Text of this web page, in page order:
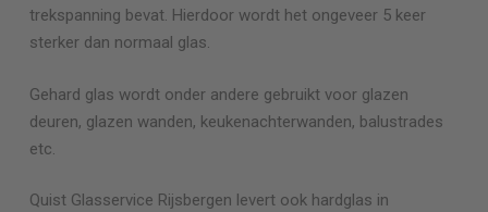
trekspanning bevat. Hierdoor wordt het ongeveer 5 keer
sterker dan normaal glas.
Gehard glas wordt onder andere gebruikt voor glazen
deuren, glazen wanden, keukenachterwanden, balustrades
etc.
Quist Glasservice Rijsbergen levert ook hardglas in